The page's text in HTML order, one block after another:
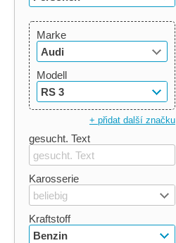
Marke
Audi
Modell
RS 3
+ přidat další značku
gesucht. Text
Karosserie
beliebig
Kraftstoff
Benzin